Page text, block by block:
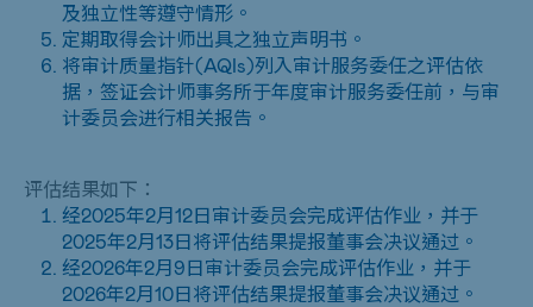
及独立性等遵守情形。
定期取得会计师出具之独立声明书。
将审计质量指针(AQIs)列入审计服务委任之评估依
据，签证会计师事务所于年度审计服务委任前，与审
计委员会进行相关报告。
评估结果如下：
经2025年2月12日审计委员会完成评估作业，并于
2025年2月13日将评估结果提报董事会决议通过。
经2026年2月9日审计委员会完成评估作业，并于
2026年2月10日将评估结果提报董事会决议通过。